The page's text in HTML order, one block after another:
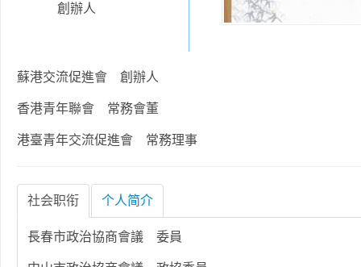
創辦人
蘇港交流促進會 創辦人
香港青年聯會 常務會董
港臺青年交流促進會 常務理事
社会职衔 个人简介
長春市政治協商會議 委員